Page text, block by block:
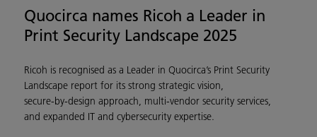
Quocirca names Ricoh a Leader in
Print Security Landscape 2025
Ricoh is recognised as a Leader in Quocirca’s Print Security
Landscape report for its strong strategic vision,
secure‑by‑design approach, multi‑vendor security services,
and expanded IT and cybersecurity expertise.